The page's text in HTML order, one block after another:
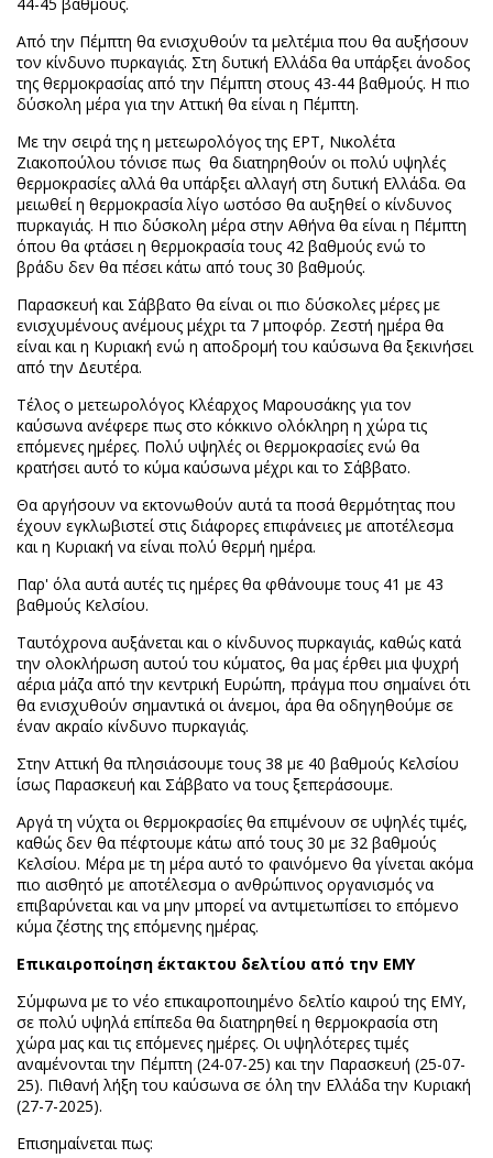
Από την Πέμπτη θα ενισχυθούν τα μελτέμια που θα αυξήσουν
τον κίνδυνο πυρκαγιάς. Στη δυτική Ελλάδα θα υπάρξει άνοδος
της θερμοκρασίας από την Πέμπτη στους 43-44 βαθμούς. Η πιο
δύσκολη μέρα για την Αττική θα είναι η Πέμπτη.
Με την σειρά της η μετεωρολόγος της ΕΡΤ, Νικολέτα
Ζιακοπούλου τόνισε πως θα διατηρηθούν οι πολύ υψηλές
θερμοκρασίες αλλά θα υπάρξει αλλαγή στη δυτική Ελλάδα. Θα
μειωθεί η θερμοκρασία λίγο ωστόσο θα αυξηθεί ο κίνδυνος
πυρκαγιάς. Η πιο δύσκολη μέρα στην Αθήνα θα είναι η Πέμπτη
όπου θα φτάσει η θερμοκρασία τους 42 βαθμούς ενώ το
βράδυ δεν θα πέσει κάτω από τους 30 βαθμούς.
Παρασκευή και Σάββατο θα είναι οι πιο δύσκολες μέρες με
ενισχυμένους ανέμους μέχρι τα 7 μποφόρ. Ζεστή ημέρα θα
είναι και η Κυριακή ενώ η αποδρομή του καύσωνα θα ξεκινήσει
από την Δευτέρα.
Τέλος ο μετεωρολόγος Κλέαρχος Μαρουσάκης για τον
καύσωνα ανέφερε πως στο κόκκινο ολόκληρη η χώρα τις
επόμενες ημέρες. Πολύ υψηλές οι θερμοκρασίες ενώ θα
κρατήσει αυτό το κύμα καύσωνα μέχρι και το Σάββατο.
Θα αργήσουν να εκτονωθούν αυτά τα ποσά θερμότητας που
έχουν εγκλωβιστεί στις διάφορες επιφάνειες με αποτέλεσμα
και η Κυριακή να είναι πολύ θερμή ημέρα.
Παρ' όλα αυτά αυτές τις ημέρες θα φθάνουμε τους 41 με 43
βαθμούς Κελσίου.
Ταυτόχρονα αυξάνεται και ο κίνδυνος πυρκαγιάς, καθώς κατά
την ολοκλήρωση αυτού του κύματος, θα μας έρθει μια ψυχρή
αέρια μάζα από την κεντρική Ευρώπη, πράγμα που σημαίνει ότι
θα ενισχυθούν σημαντικά οι άνεμοι, άρα θα οδηγηθούμε σε
έναν ακραίο κίνδυνο πυρκαγιάς.
Στην Αττική θα πλησιάσουμε τους 38 με 40 βαθμούς Κελσίου
ίσως Παρασκευή και Σάββατο να τους ξεπεράσουμε.
Αργά τη νύχτα οι θερμοκρασίες θα επιμένουν σε υψηλές τιμές,
καθώς δεν θα πέφτουμε κάτω από τους 30 με 32 βαθμούς
Κελσίου. Μέρα με τη μέρα αυτό το φαινόμενο θα γίνεται ακόμα
πιο αισθητό με αποτέλεσμα ο ανθρώπινος οργανισμός να
επιβαρύνεται και να μην μπορεί να αντιμετωπίσει το επόμενο
κύμα ζέστης της επόμενης ημέρας.
Επικαιροποίηση έκτακτου δελτίου από την ΕΜΥ
Σύμφωνα με το νέο επικαιροποιημένο δελτίο καιρού της ΕΜΥ,
σε πολύ υψηλά επίπεδα θα διατηρηθεί η θερμοκρασία στη
χώρα μας και τις επόμενες ημέρες. Οι υψηλότερες τιμές
αναμένονται την Πέμπτη (24-07-25) και την Παρασκευή (25-07-
25). Πιθανή λήξη του καύσωνα σε όλη την Ελλάδα την Κυριακή
(27-7-2025).
Επισημαίνεται πως: